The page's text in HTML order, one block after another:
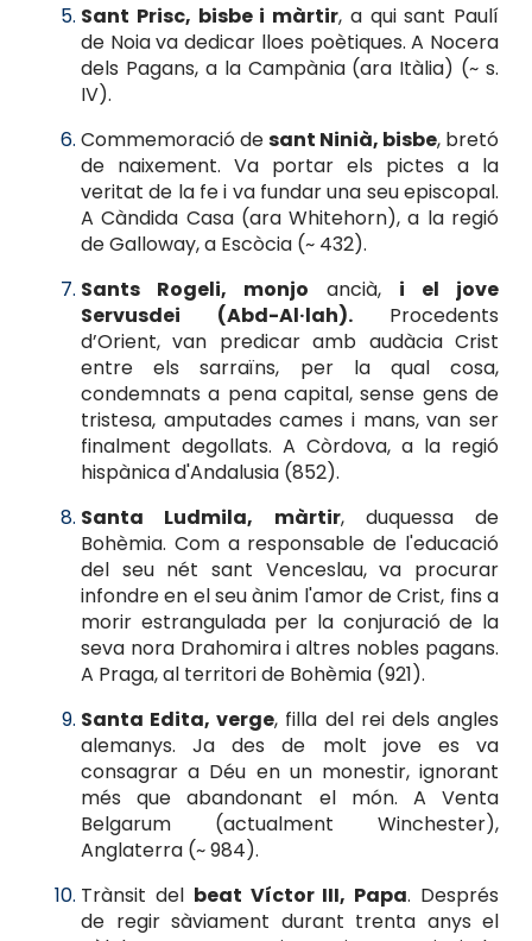
Sant Prisc, bisbe i màrtir, a qui sant Paulí
de Noia va dedicar lloes poètiques. A Nocera
dels Pagans, a la Campània (ara Itàlia) (~ s.
IV).
Commemoració desant Ninià, bisbe, bretó
de naixement. Va portar els pictes a la
veritat de la fe i va fundar una seu episcopal.
A Càndida Casa (ara Whitehorn), a la regió
de Galloway, a Escòcia (~ 432).
Sants Rogeli, monjo ancià, i el jove
Servusdei (Abd-Al·lah).Procedents
d’Orient, van predicar amb audàcia Crist
entre els sarraïns, per la qual cosa,
condemnats a pena capital, sense gens de
tristesa, amputades cames i mans, van ser
finalment degollats. A Còrdova, a la regió
hispànica d'Andalusia (852).
Santa Ludmila, màrtir, duquessa de
Bohèmia. Com a responsable de l'educació
del seu nét sant Venceslau, va procurar
infondre en el seu ànim l'amor de Crist, fins a
morir estrangulada per la conjuració de la
seva nora Drahomira i altres nobles pagans.
A Praga, al territori de Bohèmia (921).
Santa Edita, verge, filla del rei dels angles
alemanys. Ja des de molt jove es va
consagrar a Déu en un monestir, ignorant
més que abandonant el món. A Venta
Belgarum (actualment Winchester),
Anglaterra (~ 984).
Trànsit del beat Víctor III, Papa. Després
de regir sàviament durant trenta anys el